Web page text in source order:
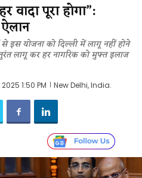
पूरा होगा”:
इस योजना को दिल्ली में लागू नहीं होने
लागू कर हर नागरिक को मुफ्त इलाज
1:50 PM New Delhi, India.